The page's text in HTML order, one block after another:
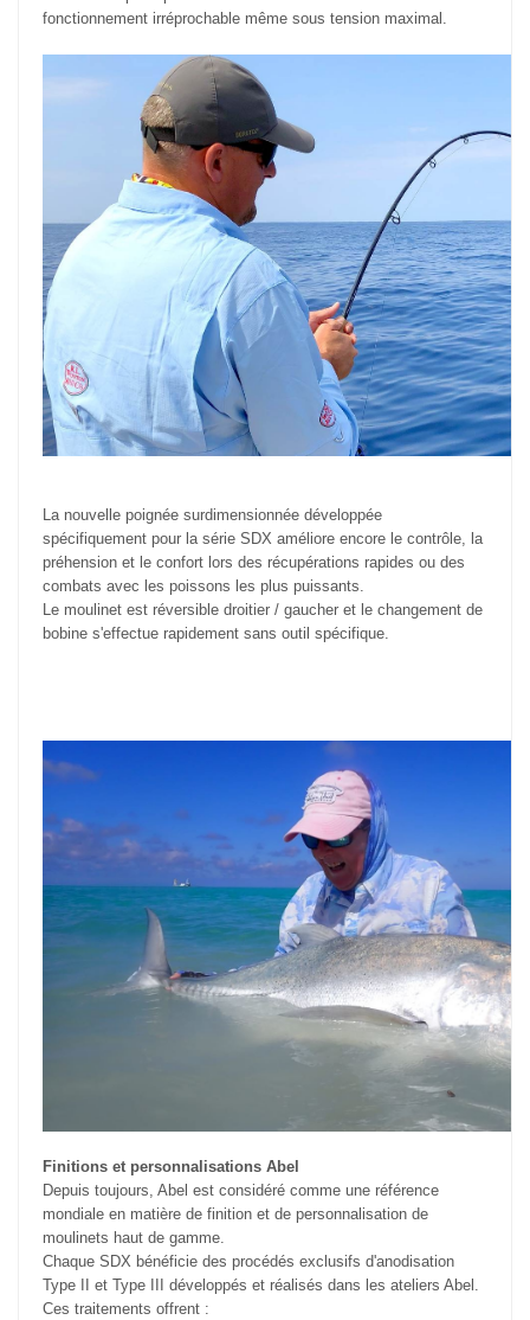
fonctionnement irréprochable même sous tension maximal.
La nouvelle poignée surdimensionnée développée
spécifiquement pour la série SDX améliore encore le contrôle, la
préhension et le confort lors des récupérations rapides ou des
combats avec les poissons les plus puissants.
Le moulinet est réversible droitier / gaucher et le changement de
bobine s'effectue rapidement sans outil spécifique.
Finitions et personnalisations Abel
Depuis toujours, Abel est considéré comme une référence
mondiale en matière de finition et de personnalisation de
moulinets haut de gamme.
Chaque SDX bénéficie des procédés exclusifs d'anodisation
Type II et Type III développés et réalisés dans les ateliers Abel.
Ces traitements offrent :